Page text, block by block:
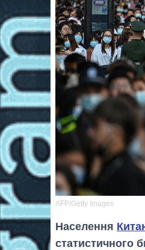
AFP/Getty Images
Населення
статистичного